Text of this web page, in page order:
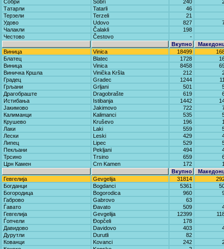
Собри
Sobri 240
Татарли
Tatarli
46
Терзели
Terzeli
21
Удово
Udovo 827
Чалакли
Čalakli
198
Честово
Čestovo
-
Вкупно
Виница
Vinica 18499
Блатец
Blatec 1728
Виница
Vinica 8458
Виничка Кршла
Vinička Kršla 212
Градец
Gradec 1244
Грљани
Grljani 501
Драгобраште
Dragobrašte 619
Истибања
Istibanja 1442
Јакимово
Јakimovo 722
Калиманци
Kalimanci 535
Крушево
Kruševo 196
Лаки
Laki 559
Лески
Leski 429
Липец
Lipec 529
Пекљани
Pekljani 494
Трсино
Trsino 659
Црн Камен
Crn Kamen 172
Вкупно
Гевгелија
Gevgelija 31814
Богданци
Bogdanci 5361
Богородица
Bogorodica 960
Габрово
Gabrovo
63
Ѓавато
Đavato 509
Гевгелија
Gevgelija 12399
Ѓопчели
Đopčeli
178
Давидово
Davidovo 403
Дурутли
Durutli
82
Кованци
Kovanci 242